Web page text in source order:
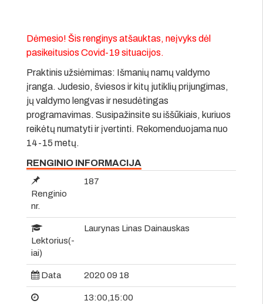
Dėmesio! Šis renginys atšauktas, neįvyks dėl
pasikeitusios Covid-19 situacijos.
Praktinis užsiėmimas: Išmanių namų valdymo
įranga. Judesio, šviesos ir kitų jutiklių prijungimas,
jų valdymo lengvas ir nesudėtingas
programavimas. Susipažinsite su iššūkiais, kuriuos
reikėtų numatyti ir įvertinti. Rekomenduojama nuo
14-15 metų.
RENGINIO INFORMACIJA
Renginio
nr.
187
Lektorius(-
iai)
Laurynas Linas Dainauskas
Data 2020 09 18
13:00,15:00